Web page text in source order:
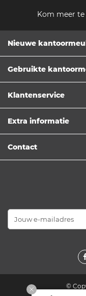
Kom meer
Nieuwe
Gebruikte
Klantenservice
Extra informatie
Contact
©